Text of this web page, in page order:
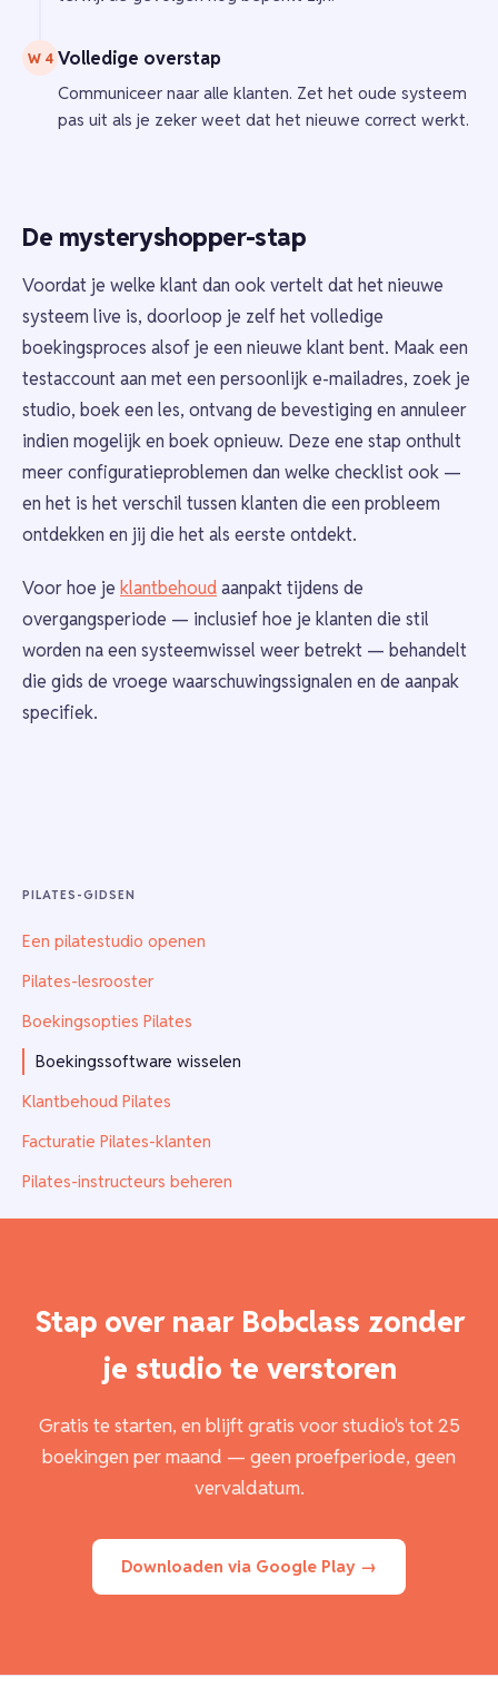
W 4 Volledige overstap
Communiceer naar alle klanten. Zet het oude systeem
pas uit als je zeker weet dat het nieuwe correct werkt.
De mysteryshopper-stap
Voordat je welke klant dan ook vertelt dat het nieuwe
systeem live is, doorloop je zelf het volledige
boekingsproces alsof je een nieuwe klant bent. Maak een
testaccount aan met een persoonlijk e-mailadres, zoek je
studio, boek een les, ontvang de bevestiging en annuleer
indien mogelijk en boek opnieuw. Deze ene stap onthult
meer configuratieproblemen dan welke checklist ook —
en het is het verschil tussen klanten die een probleem
ontdekken en jij die het als eerste ontdekt.
Voor hoe je klantbehoudaanpakt tijdens de
overgangsperiode — inclusief hoe je klanten die stil
worden na een systeemwissel weer betrekt — behandelt
die gids de vroege waarschuwingssignalen en de aanpak
specifiek.
PILATES-GIDSEN
Een pilatestudio openen
Pilates-lesrooster
Boekingsopties Pilates
Boekingssoftware wisselen
Klantbehoud Pilates
Facturatie Pilates-klanten
Pilates-instructeurs beheren
Stap over naar Bobclass zonder
je studio te verstoren
Gratis te starten, en blijft gratis voor studio's tot 25
boekingen per maand — geen proefperiode, geen
vervaldatum.
Downloaden via Google Play →